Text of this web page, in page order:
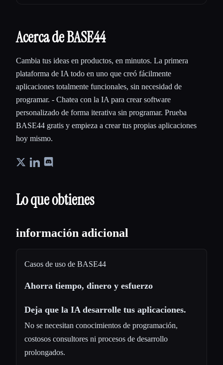
Acerca de BASE44
Cambia tus ideas en productos, en minutos. La primera
plataforma de IA todo en uno que creó fácilmente
aplicaciones totalmente funcionales, sin necesidad de
programar. - Chatea con la IA para crear software
personalizado de forma iterativa sin programar. Prueba
BASE44 gratis y empieza a crear tus propias aplicaciones
hoy mismo.
Lo que obtienes
información adicional
Casos de uso de BASE44
Ahorra tiempo, dinero y esfuerzo
Deja que la IA desarrolle tus aplicaciones.
No se necesitan conocimientos de programación,
costosos consultores ni procesos de desarrollo
prolongados.